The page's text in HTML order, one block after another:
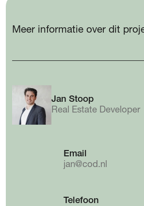
Meer informatie over dit
Jan Stoop
Real Estate Developer
Email
jan@cod.nl
Telefoon